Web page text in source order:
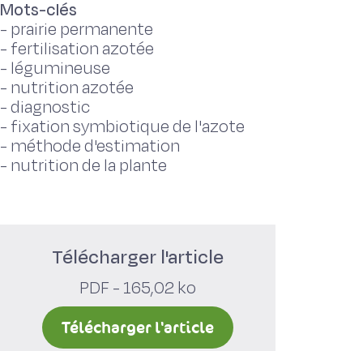
Mots-clés
- prairie permanente
- fertilisation azotée
- légumineuse
- nutrition azotée
-diagnostic
- fixation symbiotique de l'azote
- méthode d'estimation
- nutrition de la plante
Télécharger l'article
PDF - 165,02 ko
Télécharger l'article